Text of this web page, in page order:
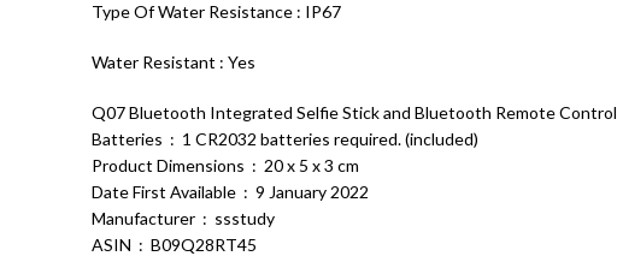
Type Of Water Resistance : IP67
Water Resistant : Yes
Q07 Bluetooth Integrated Selfie Stick and Bluetooth Remote Control
Batteries ‏ : ‎ 1 CR2032 batteries required. (included)
Product Dimensions ‏ : ‎ 20 x 5 x 3 cm
Date First Available ‏ : ‎ 9 January 2022
Manufacturer ‏ : ‎ ssstudy
ASIN ‏ : ‎ B09Q28RT45